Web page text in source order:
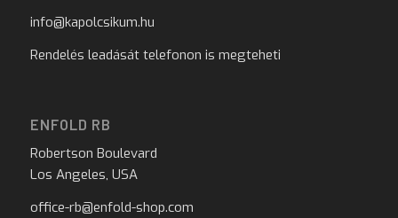
info@kapolcsikum.hu
Rendelés leadását telefonon is megteheti
ENFOLD RB
Robertson Boulevard
Los Angeles, USA
office-rb@enfold-shop.com